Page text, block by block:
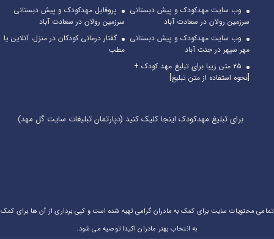
وب سایت مهدکودک و پیش دبستانی
سرزمین رولان در سعادت آباد
پروفایل مهدکودک و پیش دبستانی
سرزمین رولان در سعادت آباد
وب سایت مهدکودک و پیش دبستانی
مهر سپهر در جنت آباد
گفتار درمانی کودکان در منزل، آنلاین یا
مطب
۲۵ متن زیبا برای تبلیغ مهد کودک +
[نحوه استفاده از متن تبلیغ]
برای تبلیغ مهدکودک اینجا کلیک کنید (دپارتمان تبلیغات سایت گل مهد)
تمامی محتویات سایت برای کمک به مادران گرامی تهیه شده است و کپی برداری از آن ها برای کمک
به انتخاب بهتر مادران اکیدا توصیه می شود.